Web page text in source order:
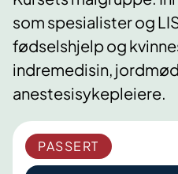
som spesialister og
fødselshjelp og
indremedisin,
anestesisykepleiere.
PASSERT